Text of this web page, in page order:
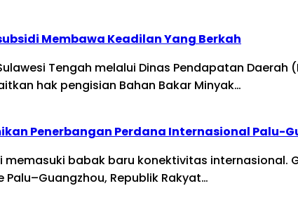
Membawa Keadilan Yang Berkah
Tengah melalui Dinas Pendapatan
hak pengisian Bahan Bakar Minyak…
Penerbangan Perdana Internasional Palu-
memasuki babak baru konektivitas
Republik Rakyat…